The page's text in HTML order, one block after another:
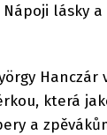
lásky a
Hanczár
která
a